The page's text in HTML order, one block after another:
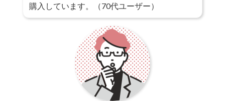
購入しています。（70代ユーザー）